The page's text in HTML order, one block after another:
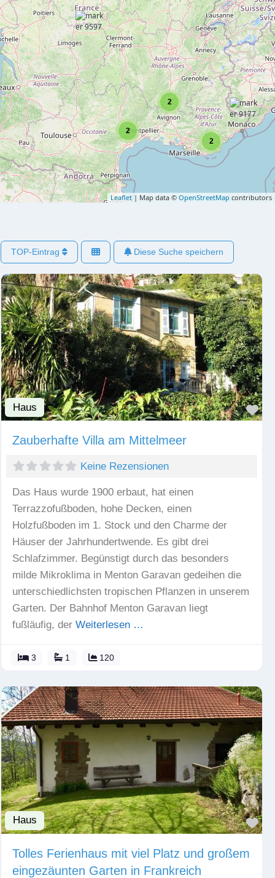
2
2
2
Leaflet | Map data © OpenStreetMap contributors
TOP-Eintrag Diese Suche speichern
Haus
Zauberhafte Villa am Mittelmeer
Keine Rezensionen
Das Haus wurde 1900 erbaut, hat einen
Terrazzofußboden, hohe Decken, einen
Holzfußboden im 1. Stock und den Charme der
Häuser der Jahrhundertwende. Es gibt drei
Schlafzimmer. Begünstigt durch das besonders
milde Mikroklima in Menton Garavan gedeihen die
unterschiedlichsten tropischen Pflanzen in unserem
Garten. Der Bahnhof Menton Garavan liegt
fußläufig, der Weiterlesen …
3 1 120
Haus
Tolles Ferienhaus mit viel Platz und großem
eingezäunten Garten in Frankreich